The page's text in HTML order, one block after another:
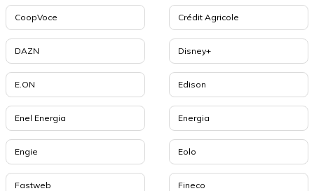
CoopVoce Crédit Agricole
DAZN Disney+
E.ON Edison
Enel Energia Energia
Engie Eolo
Fastweb Fineco